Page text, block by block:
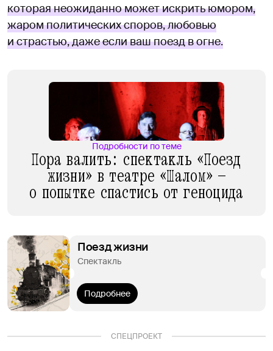
которая неожиданно может искрить юмором,
жаром политических споров, любовью
и страстью, даже если ваш поезд в огне.
Подробности по теме
Пора валить: спектакль «Поезд
жизни» в театре «Шалом» —
о попытке спастись от геноцида
Поезд жизни
Спектакль
Подробнее
СПЕЦПРОЕКТ